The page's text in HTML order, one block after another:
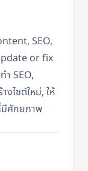
SEO,
or fix
SEO,
ไซต์ใหม่, ให้
มีศักยภาพ